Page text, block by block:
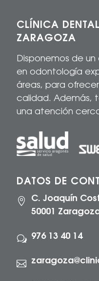
CLÍNICA
ZARAGOZA
Disponemos de
en odontología
áreas, para
calidad. Además,
una atención
DATOS DE

C. Joaquín
50001
w 976 13 40 14
